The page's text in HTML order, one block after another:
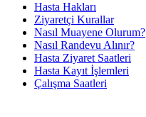
Hasta Hakları
Ziyaretçi Kurallar
Nasıl Muayene Olurum?
Nasıl Randevu Alınır?
Hasta Ziyaret Saatleri
Hasta Kayıt İşlemleri
Çalışma Saatleri